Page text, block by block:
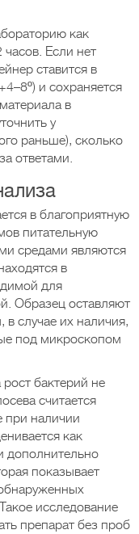
как
Если нет
ставится в
и сохраняется
в
у
раньше), сколько
ответами.
в благоприятную
питательную
средами являются
в
для
Образец оставляют
случае их наличия,
под микроскопом
бактерий не
считается
при наличии
как
дополнительно
показывает
исследование
препарат без проб